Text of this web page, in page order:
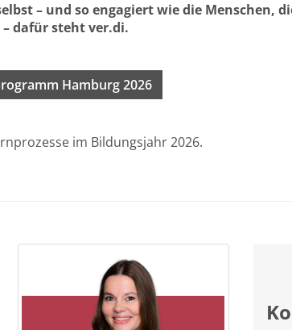
– und so engagiert wie die Menschen,
dafür steht ver.di.
Hamburg 2026
im Bildungsjahr 2026.